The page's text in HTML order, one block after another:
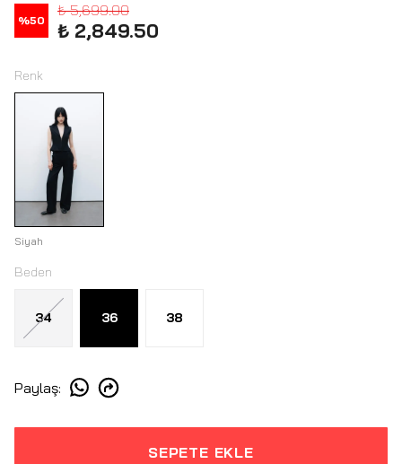
%50
₺ 5,699.00
₺ 2,849.50
Renk
Siyah
Beden
34 36 38
Paylaş:
SEPETE EKLE